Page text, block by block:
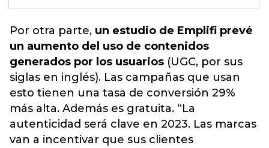
Por otra parte, un estudio de Emplifi prevé
un aumento del uso de contenidos
generados por los usuarios (UGC, por sus
siglas en inglés). Las campañas que usan
esto tienen una tasa de conversión 29%
más alta. Además es gratuita. “La
autenticidad será clave en 2023. Las marcas
van a incentivar que sus clientes